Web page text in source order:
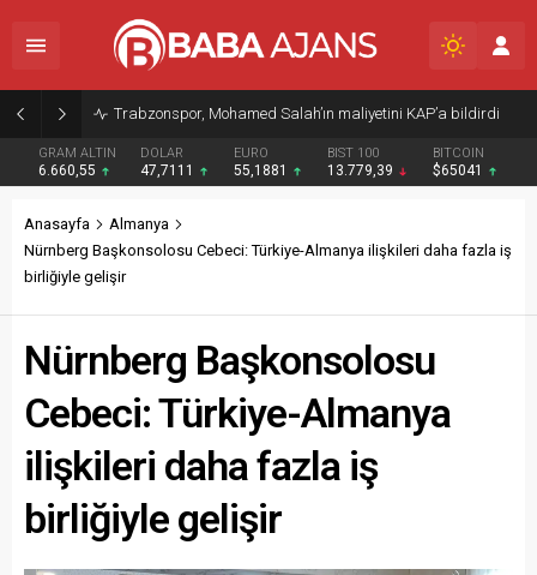
Trabzonspor, Mohamed Salah’ın maliyetini KAP’a bildirdi
GRAM ALTIN
6.660,55
DOLAR
47,7111
EURO
55,1881
BIST 100
13.779,39
BITCOIN
$65041
Anasayfa
Almanya
Nürnberg Başkonsolosu Cebeci: Türkiye-Almanya ilişkileri daha fazla iş
birliğiyle gelişir
Nürnberg Başkonsolosu
Cebeci: Türkiye-Almanya
ilişkileri daha fazla iş
birliğiyle gelişir